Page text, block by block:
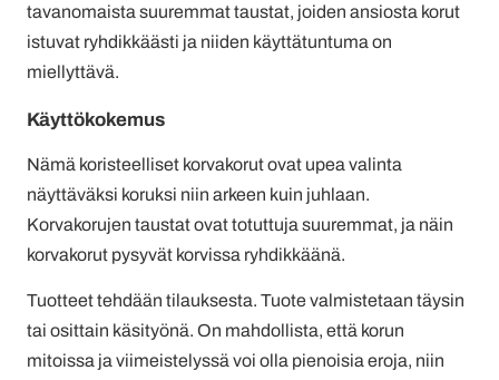
tavanomaista suuremmat taustat, joiden ansiosta korut
istuvat ryhdikkäästi ja niiden käyttätuntuma on
miellyttävä.
Käyttökokemus
Nämä koristeelliset korvakorut ovat upea valinta
näyttäväksi koruksi niin arkeen kuin juhlaan.
Korvakorujen taustat ovat totuttuja suuremmat, ja näin
korvakorut pysyvät korvissa ryhdikkäänä.
Tuotteet tehdään tilauksesta. Tuote valmistetaan täysin
tai osittain käsityönä. On mahdollista, että korun
mitoissa ja viimeistelyssä voi olla pienoisia eroja, niin